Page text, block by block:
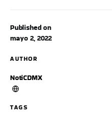
Published on
mayo 2, 2022
AUTHOR
NotiCDMX
TAGS